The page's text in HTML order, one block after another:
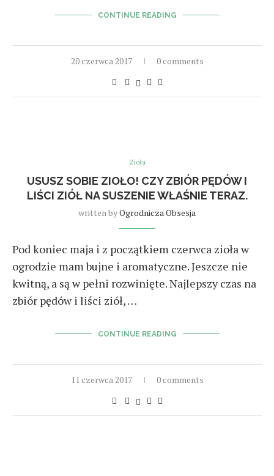
CONTINUE READING
20 czerwca 2017 0 comments
Zioła
USUSZ SOBIE ZIOŁO! CZY ZBIÓR PĘDÓW I
LIŚCI ZIÓŁ NA SUSZENIE WŁAŚNIE TERAZ.
written byOgrodnicza Obsesja
Pod koniec maja i z początkiem czerwca zioła w
ogrodzie mam bujne i aromatyczne. Jeszcze nie
kwitną, a są w pełni rozwinięte. Najlepszy czas na
zbiór pędów i liści ziół, …
CONTINUE READING
11 czerwca 2017 0 comments